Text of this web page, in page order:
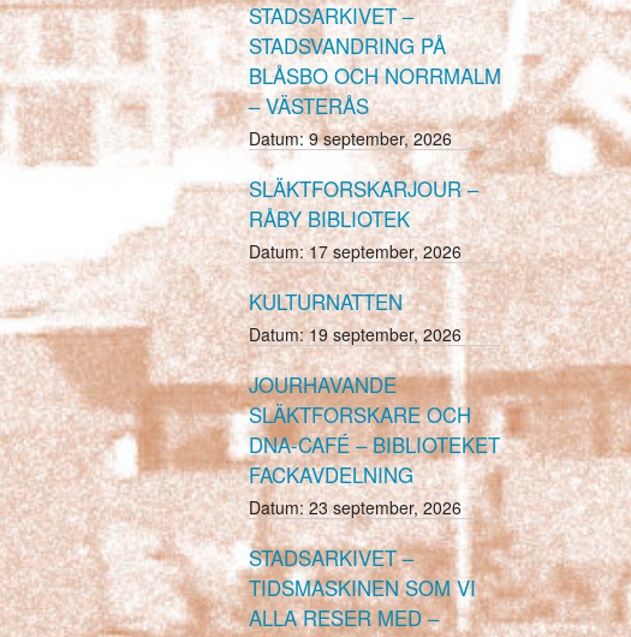
STADSARKIVET –
STADSVANDRING PÅ
BLÅSBO OCH NORRMALM
– VÄSTERÅS
Datum:9 september, 2026
SLÄKTFORSKARJOUR –
RÅBY BIBLIOTEK
Datum:17 september, 2026
KULTURNATTEN
Datum:19 september, 2026
JOURHAVANDE
SLÄKTFORSKARE OCH
DNA-CAFÉ – BIBLIOTEKET
FACKAVDELNING
Datum:23 september, 2026
STADSARKIVET –
TIDSMASKINEN SOM VI
ALLA RESER MED –